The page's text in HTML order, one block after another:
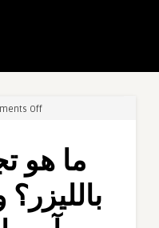
Offon
تجميل
بالليزر؟
وهل
ما هو